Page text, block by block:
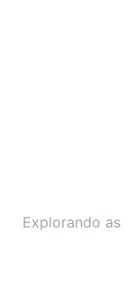
Explorando as